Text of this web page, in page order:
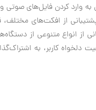
به وارد کردن فایل‌های
پشتیبانی از افکت‌های
از انواع متنوعی از
دلخواه کاربر، به